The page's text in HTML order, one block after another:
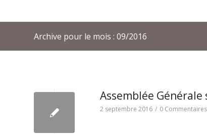
Archive pour le mois : 09/2016
Assemblée Générale
2 septembre 2016 / 0 Commentaires